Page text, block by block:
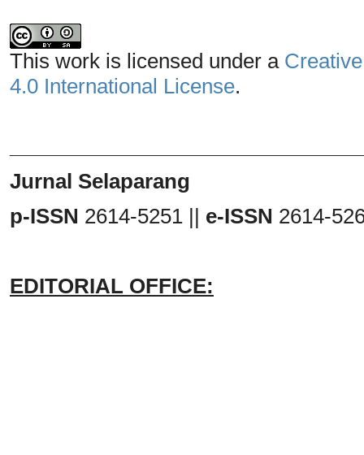
This work is licensed under a
4.0 International License.
Jurnal Selaparang
p-ISSN 2614-5251 || e-ISSN 2614-
EDITORIAL OFFICE: